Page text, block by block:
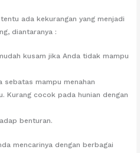
ada kekurangan yang menjadi
diantaranya :
kusam jika Anda tidak mampu
sebatas mampu menahan
Kurang cocok pada hunian dengan
benturan.
mencarinya dengan berbagai